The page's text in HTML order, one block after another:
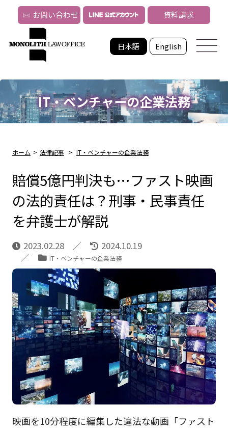
日本語 English
お問い合わせ 資料請求
IT・ベンチャーの企業法務
ホーム > 法律記事 > IT・ベンチャーの企業法務
賠償5億円判決も…ファスト映画
の法的責任は？刑事・民事責任
を弁護士が解説
2023.02.28 2024.10.19
IT・ベンチャーの企業法務
映画を10分程度に編集した違法な動画「ファスト